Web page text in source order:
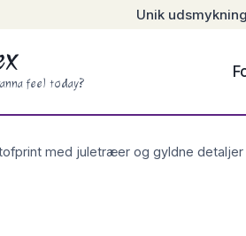
Unik
feel today?
med juletræer og gyldne detaljer